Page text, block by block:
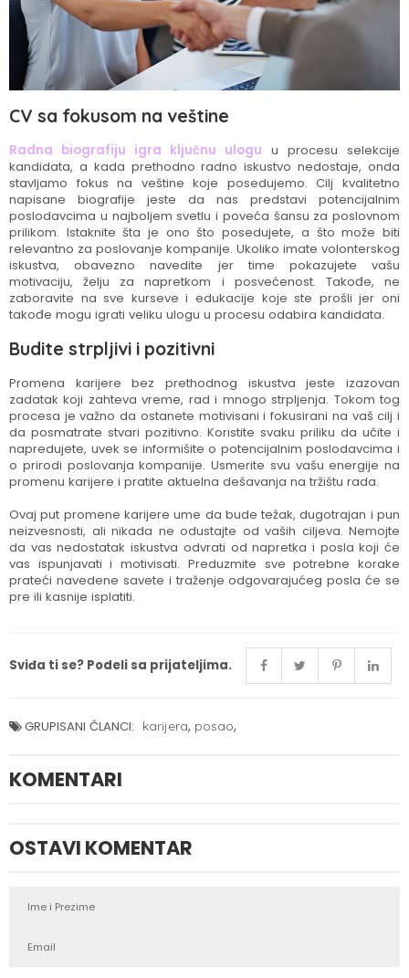
CV sa fokusom na veštine
Radna biografiju igra ključnu ulogu u procesu selekcije
kandidata, a kada prethodno radno iskustvo nedostaje, onda
stavljamo fokus na veštine koje posedujemo. Cilj kvalitetno
napisane biografije jeste da nas predstavi potencijalnim
poslodavcima u najboljem svetlu i poveća šansu za poslovnom
prilikom. Istaknite šta je ono što posedujete, a što može biti
relevantno za poslovanje kompanije. Ukoliko imate volonterskog
iskustva, obavezno navedite jer time pokazujete vašu
motivaciju, želju za napretkom i posvećenost. Takođe, ne
zaboravite na sve kurseve i edukacije koje ste prošli jer oni
takođe mogu igrati veliku ulogu u procesu odabira kandidata.
Budite strpljivi i pozitivni
Promena karijere bez prethodnog iskustva jeste izazovan
zadatak koji zahteva vreme, rad i mnogo strpljenja. Tokom tog
procesa je važno da ostanete motivisani i fokusirani na vaš cilj i
da posmatrate stvari pozitivno. Koristite svaku priliku da učite i
napredujete, uvek se informišite o potencijalnim poslodavcima i
o prirodi poslovanja kompanije. Usmerite svu vašu energije na
promenu karijere i pratite aktuelna dešavanja na tržištu rada.
Ovaj put promene karijere ume da bude težak, dugotrajan i pun
neizvesnosti, ali nikada ne odustajte od vaših ciljeva. Nemojte
da vas nedostatak iskustva odvrati od napretka i posla koji će
vas ispunjavati i motivisati. Preduzmite sve potrebne korake
prateći navedene savete i traženje odgovarajućeg posla će se
pre ili kasnije isplatiti.
Sviđa ti se? Podeli sa prijateljima.
GRUPISANI ČLANCI: karijera, posao,
KOMENTARI
OSTAVI KOMENTAR